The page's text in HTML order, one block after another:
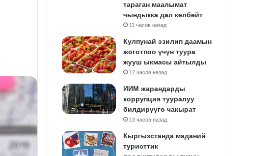
тараган маалымат
чындыкка дал келбейт
11 часов назад
Кулпунай эзилип даамын
жоготпоо үчүн туура
жууш ыкмасы айтылды
12 часов назад
ИИМ жарандарды
коррупция тууралуу
билдирүүгө чакырат
13 часов назад
Кыргызстанда маданий
туристтик